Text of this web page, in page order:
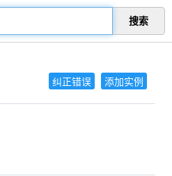
搜索
纠正错误 添加实例